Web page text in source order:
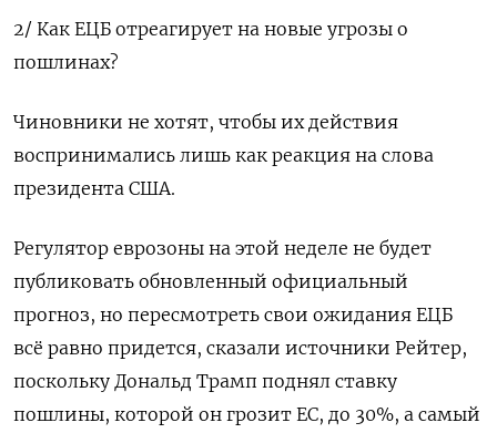
2/ Как ЕЦБ отреагирует на новые угрозы о
пошлинах?
Чиновники не хотят, чтобы их действия
воспринимались лишь как реакция на слова
президента США.
Регулятор еврозоны на этой неделе не будет
публиковать обновленный официальный
прогноз, но пересмотреть свои ожидания ЕЦБ
всё равно придется, сказали источники Рейтер,
поскольку Дональд Трамп поднял ставку
пошлины, которой он грозит ЕС, до 30%, а самый